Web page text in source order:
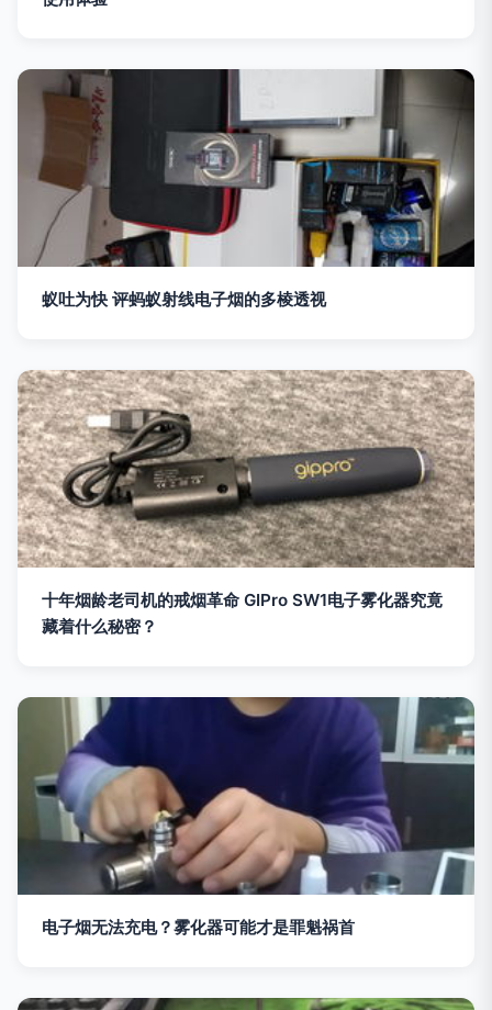
蚁吐为快 评蚂蚁射线电子烟的多棱透视
十年烟龄老司机的戒烟革命 GIPro SW1电子雾化器究竟
藏着什么秘密？
电子烟无法充电？雾化器可能才是罪魁祸首